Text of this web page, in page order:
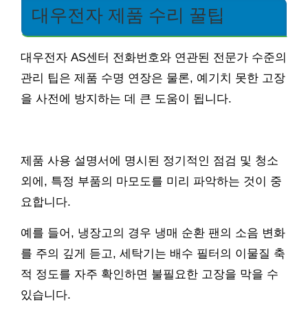
대우전자 제품 수리 꿀팁
대우전자 AS센터 전화번호와 연관된 전문가 수준의
관리 팁은 제품 수명 연장은 물론, 예기치 못한 고장
을 사전에 방지하는 데 큰 도움이 됩니다.
제품 사용 설명서에 명시된 정기적인 점검 및 청소
외에, 특정 부품의 마모도를 미리 파악하는 것이 중
요합니다.
예를 들어, 냉장고의 경우 냉매 순환 팬의 소음 변화
를 주의 깊게 듣고, 세탁기는 배수 필터의 이물질 축
적 정도를 자주 확인하면 불필요한 고장을 막을 수
있습니다.